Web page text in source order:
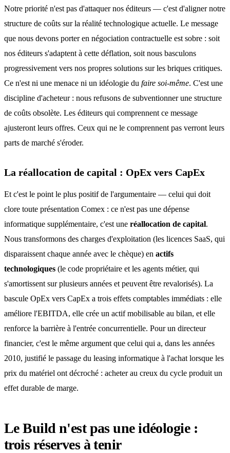
Notre priorité n'est pas d'attaquer nos éditeurs — c'est d'aligner notre
structure de coûts sur la réalité technologique actuelle. Le message
que nous devons porter en négociation contractuelle est sobre : soit
nos éditeurs s'adaptent à cette déflation, soit nous basculons
progressivement vers nos propres solutions sur les briques critiques.
Ce n'est ni une menace ni un idéologie du faire soi-même. C'est une
discipline d'acheteur : nous refusons de subventionner une structure
de coûts obsolète. Les éditeurs qui comprennent ce message
ajusteront leurs offres. Ceux qui ne le comprennent pas verront leurs
parts de marché s'éroder.
La réallocation de capital : OpEx vers CapEx
Et c'est le point le plus positif de l'argumentaire — celui qui doit
clore toute présentation Comex : ce n'est pas une dépense
informatique supplémentaire, c'est une réallocation de capital.
Nous transformons des charges d'exploitation (les licences SaaS, qui
disparaissent chaque année avec le chèque) en actifs
technologiques (le code propriétaire et les agents métier, qui
s'amortissent sur plusieurs années et peuvent être revalorisés). La
bascule OpEx vers CapEx a trois effets comptables immédiats : elle
améliore l'EBITDA, elle crée un actif mobilisable au bilan, et elle
renforce la barrière à l'entrée concurrentielle. Pour un directeur
financier, c'est le même argument que celui qui a, dans les années
2010, justifié le passage du leasing informatique à l'achat lorsque les
prix du matériel ont décroché : acheter au creux du cycle produit un
effet durable de marge.
Le Build n'est pas une idéologie :
trois réserves à tenir